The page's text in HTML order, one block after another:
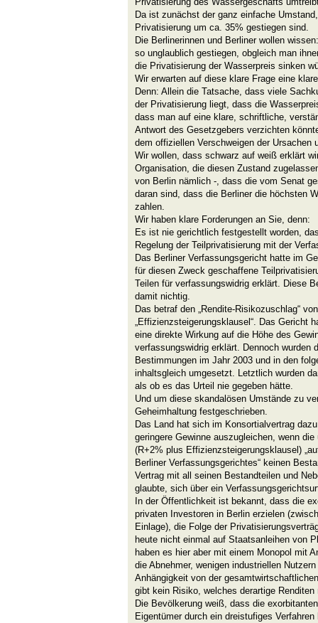
Da ist zunächst der ganz einfache
Privatisierung um ca. 35% gestiegen sind.
Die Berlinerinnen und Berliner wollen
so unglaublich gestiegen, obgleich man
die Privatisierung der Wasserpreis sinken
Wir erwarten auf diese klare Frage eine
Denn: Allein die Tatsache, dass viele
der Privatisierung liegt, dass die
dass man auf eine klare, schriftliche,
Antwort des Gesetzgebers verzichten
dem offiziellen Verschweigen der Ursachen
Wir wollen, dass schwarz auf weiß erklärt
Organisation, die diesen Zustand
von Berlin nämlich -, dass die vom Senat
daran sind, dass die Berliner die höchsten
zahlen.
Wir haben klare Forderungen an Sie, denn:
Es ist nie gerichtlich festgestellt worden,
Regelung der Teilprivatisierung mit der
Das Berliner Verfassungsgericht hatte im
für diesen Zweck geschaffene
Teilen für verfassungswidrig erklärt. Diese
damit nichtig.
Das betraf den „Rendite-Risikozuschlag“
„Effizienzsteigerungsklausel“. Das Gericht
eine direkte Wirkung auf die Höhe des
verfassungswidrig erklärt. Dennoch wurden
Bestimmungen im Jahr 2003 und in den
inhaltsgleich umgesetzt. Letztlich wurden
als ob es das Urteil nie gegeben hätte.
Und um diese skandalösen Umstände zu
Geheimhaltung festgeschrieben.
Das Land hat sich im Konsortialvertrag
geringere Gewinne auszugleichen, wenn
(R+2% plus Effizienzsteigerungsklausel)
Berliner Verfassungsgerichtes“ keinen
Vertrag mit all seinen Bestandteilen und
glaubte, sich über ein
In der Öffentlichkeit ist bekannt, dass die
privaten Investoren in Berlin erzielen
Einlage), die Folge der
heute nicht einmal auf Staatsanleihen von
haben es hier aber mit einem Monopol mit
die Abnehmer, wenigen industriellen
Anhängigkeit von der
gibt kein Risiko, welches derartige
Die Bevölkerung weiß, dass die
Eigentümer durch ein dreistufiges